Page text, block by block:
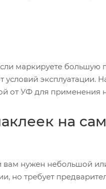
маркируете большую
условий эксплуатации.
от УФ для применения
на
вам нужен небольшой
но требует